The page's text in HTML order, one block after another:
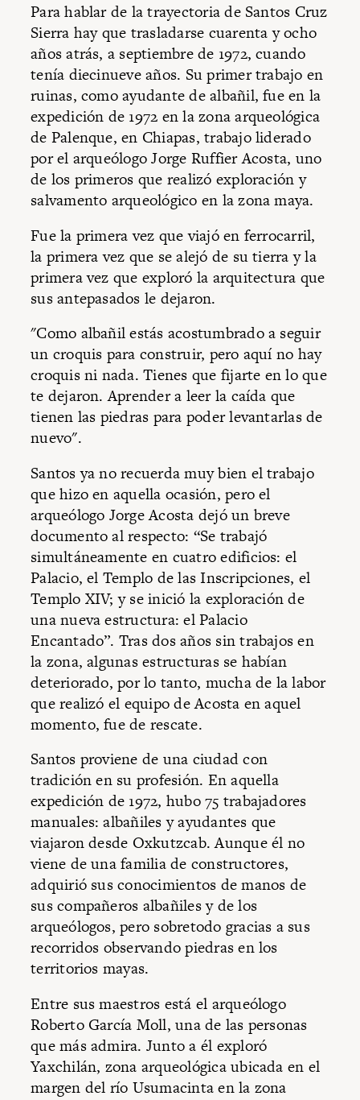
Para hablar de la trayectoria de Santos Cruz
Sierra hay que trasladarse cuarenta y ocho
años atrás, a septiembre de 1972, cuando
tenía diecinueve años. Su primer trabajo en
ruinas, como ayudante de albañil, fue en la
expedición de 1972 en la zona arqueológica
de Palenque, en Chiapas, trabajo liderado
por el arqueólogo Jorge Ruffier Acosta, uno
de los primeros que realizó exploración y
salvamento arqueológico en la zona maya.
Fue la primera vez que viajó en ferrocarril,
la primera vez que se alejó de su tierra y la
primera vez que exploró la arquitectura que
sus antepasados le dejaron.
"Como albañil estás acostumbrado a seguir
un croquis para construir, pero aquí no hay
croquis ni nada. Tienes que fijarte en lo que
te dejaron. Aprender a leer la caída que
tienen las piedras para poder levantarlas de
nuevo".
Santos ya no recuerda muy bien el trabajo
que hizo en aquella ocasión, pero el
arqueólogo Jorge Acosta dejó un breve
documento al respecto: “Se trabajó
simultáneamente en cuatro edificios: el
Palacio, el Templo de las Inscripciones, el
Templo XIV; y se inició la exploración de
una nueva estructura: el Palacio
Encantado”. Tras dos años sin trabajos en
la zona, algunas estructuras se habían
deteriorado, por lo tanto, mucha de la labor
que realizó el equipo de Acosta en aquel
momento, fue de rescate.
Santos proviene de una ciudad con
tradición en su profesión. En aquella
expedición de 1972, hubo 75 trabajadores
manuales: albañiles y ayudantes que
viajaron desde Oxkutzcab. Aunque él no
viene de una familia de constructores,
adquirió sus conocimientos de manos de
sus compañeros albañiles y de los
arqueólogos, pero sobretodo gracias a sus
recorridos observando piedras en los
territorios mayas.
Entre sus maestros está el arqueólogo
Roberto García Moll, una de las personas
que más admira. Junto a él exploró
Yaxchilán, zona arqueológica ubicada en el
margen del río Usumacinta en la zona